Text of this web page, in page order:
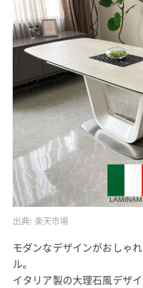
出典: 楽天市場
モダンなデザインがおしゃ
ル。
イタリア製の大理石風デザ